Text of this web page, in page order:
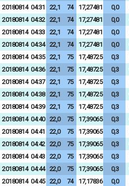
20180814 04:31 22,1 74 17,27481 0,0
20180814 04:32 22,1 74 17,27481 0,0
20180814 04:33 22,1 74 17,27481 0,0
20180814 04:34 22,1 74 17,27481 0,0
20180814 04:35 22,1 75 17,48725 0,3
20180814 04:36 22,1 75 17,48725 0,3
20180814 04:37 22,1 75 17,48725 0,3
20180814 04:38 22,1 75 17,48725 0,3
20180814 04:39 22,1 75 17,48725 0,3
20180814 04:40 22,0 75 17,39065 0,3
20180814 04:41 22,0 75 17,39065 0,3
20180814 04:42 22,0 75 17,39065 0,3
20180814 04:43 22,0 75 17,39065 0,3
20180814 04:44 22,0 75 17,39065 0,3
20180814 04:45 22,0 74 17,17836 0,0